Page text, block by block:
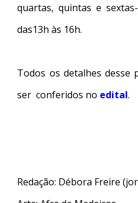
quartas, quintas e
das13h às 16h.
Todos os detalhes desse
ser conferidos no edital.
Redação: Débora Freire